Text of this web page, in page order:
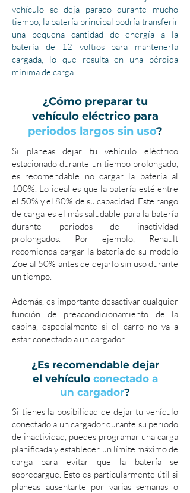
vehículo se deja parado durante mucho
tiempo, la batería principal podría transferir
una pequeña cantidad de energía a la
batería de 12 voltios para mantenerla
cargada, lo que resulta en una pérdida
mínima de carga.
¿Cómo preparar tu
vehículo eléctrico para
periodos largos sin uso?
Si planeas dejar tu vehículo eléctrico
estacionado durante un tiempo prolongado,
es recomendable no cargar la batería al
100%. Lo ideal es que la batería esté entre
el 50% y el 80% de su capacidad. Este rango
de carga es el más saludable para la batería
durante periodos de inactividad
prolongados. Por ejemplo, Renault
recomienda cargar la batería de su modelo
Zoe al 50% antes de dejarlo sin uso durante
un tiempo.
Además, es importante desactivar cualquier
función de preacondicionamiento de la
cabina, especialmente si el carro no va a
estar conectado a un cargador.
¿Es recomendable dejar
el vehículoconectado a
un cargador?
Si tienes la posibilidad de dejar tu vehículo
conectado a un cargador durante su periodo
de inactividad, puedes programar una carga
planificada y establecer un límite máximo de
carga para evitar que la batería se
sobrecargue. Esto es particularmente útil si
planeas ausentarte por varias semanas o